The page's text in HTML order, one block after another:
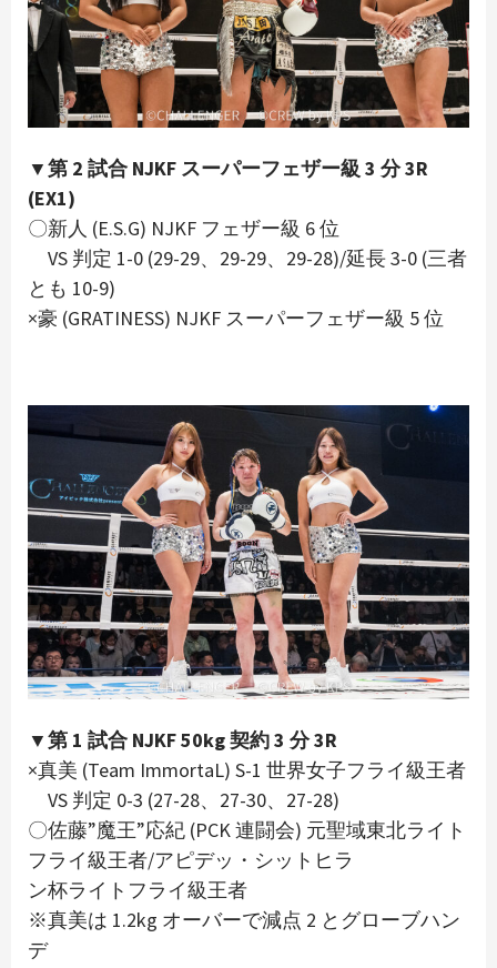
▼第 2 試合 NJKF スーパーフェザー級 3 分 3R
(EX1)
〇新人 (E.S.G) NJKF フェザー級 6 位
VS 判定 1-0 (29-29、29-29、29-28)/延長 3-0 (三者
とも 10-9)
×豪 (GRATINESS) NJKF スーパーフェザー級 5 位
▼第 1 試合 NJKF 50kg 契約 3 分 3R
×真美 (Team ImmortaL) S-1 世界女子フライ級王者
VS 判定 0-3 (27-28、27-30、27-28)
〇佐藤”魔王”応紀 (PCK 連闘会) 元聖域東北ライト
フライ級王者/アピデッ・シットヒラ
ン杯ライトフライ級王者
※真美は 1.2kg オーバーで減点 2 とグローブハン
デ